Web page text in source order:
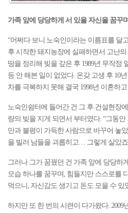
가족 앞에 당당하게 서 있을 자신을 꿈꾸
“어쩌다 보니 노숙인이라는 이름표를 달
후 시작한 돼지농장에 실패하면서 고난
땅을 정리해 빚을 갚은 후 1989년 무작정
등 안 해본 일이 없었다. 온갖 고생 후 10
차를 극복하지 못해 결국 1998년 이혼하
노숙인쉼터에 들어간 건 그 후 건설현장
량의 빚을 지게 되면서 부터였다. “그동
만과 불평이 가득한 사람으로 바꾸어 놓
을 빌러 남들을 괴롭히고… 그렇게 살았죠
그러나 그가 꿈꿨던 건 가족 앞에 당당하
모습 하나를 꿈꾸며, 힘들지만 스스로를
먹으니, 자신감도 생기고 돈도 모을 수 있
하지만 또 한 번의 시련이 다가왔다. 2009